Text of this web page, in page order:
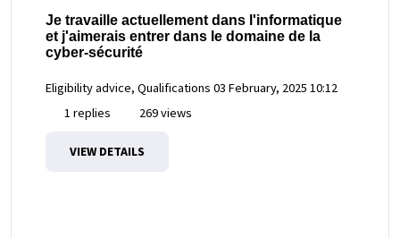
Je travaille actuellement dans l'informatique
et j'aimerais entrer dans le domaine de la
cyber-sécurité
Eligibility advice, Qualifications 03 February, 2025 10:12
1 replies
269 views
VIEW DETAILS